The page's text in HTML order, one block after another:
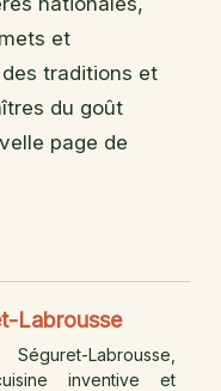
et
traditions et
du goût
page de
Labrousse
Labrousse,
inventive et